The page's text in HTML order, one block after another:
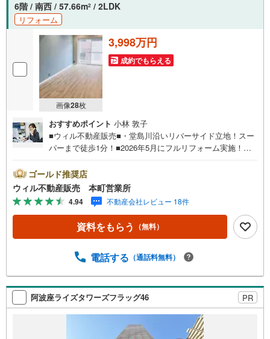
6階 / 南西 / 57.66m2 / 2LDK
リフォーム
画像28枚
3,998万円
成約でもらえる
おすすめポイント 小林 敦子
■ウィル不動産販売■・堂島川沿いリバーサイド立地！スー
パーまで徒歩1分！■2026年5月にフルリフォーム実施！
き）・トイレ新調・洗面台新調・ユニットバス新調（浴室
乾燥機付き）・間取り変更・WIC造作・全室フローリング
張替え・全室クロス張替え・建具新調・トイレ、洗面室ク
ッションフロア張替え・給湯器交換・ハウスクリーニング
など。■各教育施設徒歩10分圏内！■阪神高速出入り口近く
の立地！お車移動便利！■2LDK！■南西向きで明るい室
チンで使いやすい間取り！■WIC付きで収納も充実！【弊社
ングまでご案内致しますので、担当者にお声がけくださ
い。■キッズスペースもございますので、小さなお子様がい
らっしゃるご家庭もお気軽にご来場ください！【営業日】
定休日はございません。火曜日・水曜日も営業しておりま
ゴールド推奨店
ウィル不動産販売 本町営業所
4.94 不動産会社レビュー 18件
資料をもらう （無料）
電話する （通話料無料）
阿波座ライズタワーズフラッグ46 PR